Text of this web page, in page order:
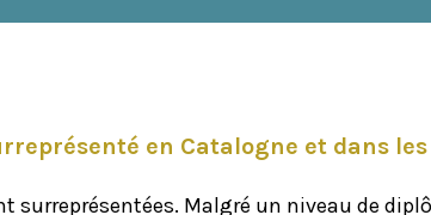
en Catalogne et dans
Malgré un niveau de